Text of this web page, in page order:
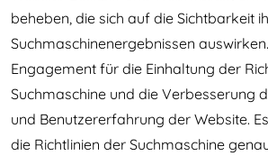
beheben, die sich auf die Sichtbarkeit
Suchmaschinenergebnissen
Engagement für die Einhaltung der
Suchmaschine und die Verbesserung
und Benutzererfahrung der Website.
die Richtlinien der Suchmaschine